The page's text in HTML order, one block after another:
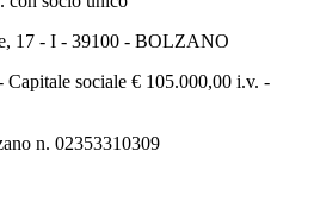
17 - I - 39100 - BOLZANO
sociale € 105.000,00 i.v. -
n. 02353310309